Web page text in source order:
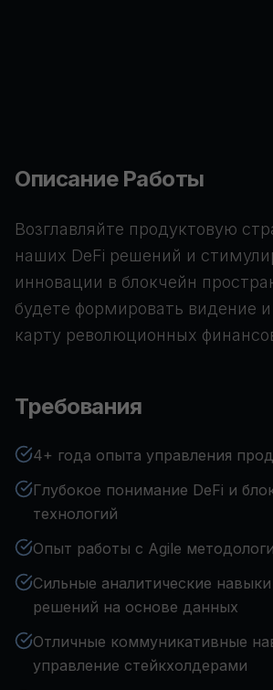
Описание Работы
Возглавляйте продуктовую
наших DeFi решений и
инновации в блокчейн
будете формировать видение
карту революционных
Требования
4+ года опыта управления
Глубокое понимание DeFi и
технологий
Опыт работы с Agile
Сильные аналитические
решений на основе данных
Отличные коммуникативные
управление стейкхолдерами